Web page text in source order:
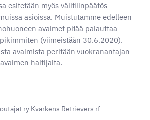
esitetään myös välitilinpäätös
asioissa. Muistutamme edelleen
avaimet pitää palauttaa
(viimeistään 30.6.2020).
avaimista peritään vuokranantajan
haltijalta.
ry Kvarkens Retrievers rf